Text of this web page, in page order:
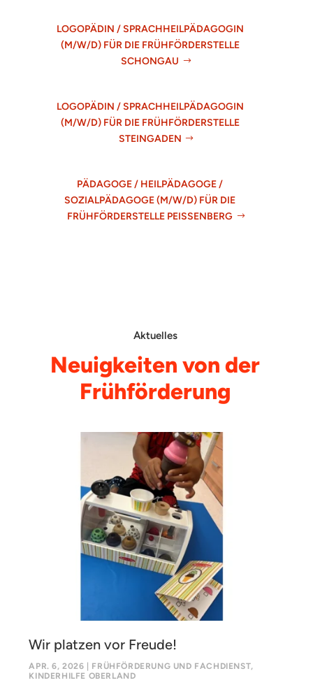
LOGOPÄDIN / SPRACHHEILPÄDAGOGIN
(M/W/D) FÜR DIE FRÜHFÖRDERSTELLE
SCHONGAU
LOGOPÄDIN / SPRACHHEILPÄDAGOGIN
(M/W/D) FÜR DIE FRÜHFÖRDERSTELLE
STEINGADEN
PÄDAGOGE / HEILPÄDAGOGE /
SOZIALPÄDAGOGE (M/W/D) FÜR DIE
FRÜHFÖRDERSTELLE PEISSENBERG
Aktuelles
Neuigkeiten von der
Frühförderung
Wir platzen vor Freude!
APR. 6, 2026 | FRÜHFÖRDERUNG UND FACHDIENST,
KINDERHILFE OBERLAND